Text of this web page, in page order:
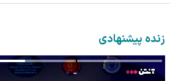
زنده پیشنهادی